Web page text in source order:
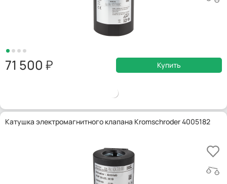
71 500 Купить
Катушка электромагнитного клапана Kromschroder 4005182